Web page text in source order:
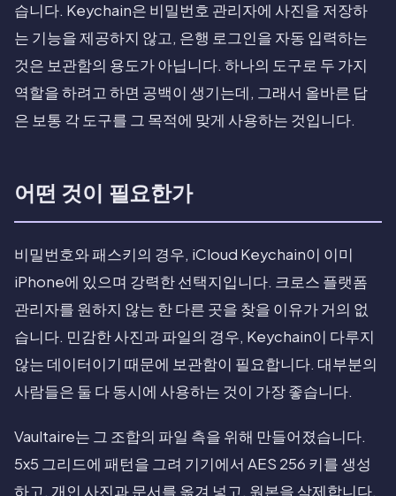
습니다. Keychain은 비밀번호 관리자에 사진을 저장하
는 기능을 제공하지 않고, 은행 로그인을 자동 입력하는
것은 보관함의 용도가 아닙니다. 하나의 도구로 두 가지
역할을 하려고 하면 공백이 생기는데, 그래서 올바른 답
은 보통 각 도구를 그 목적에 맞게 사용하는 것입니다.
어떤 것이 필요한가
비밀번호와 패스키의 경우, iCloud Keychain이 이미
iPhone에 있으며 강력한 선택지입니다. 크로스 플랫폼
관리자를 원하지 않는 한 다른 곳을 찾을 이유가 거의 없
습니다. 민감한 사진과 파일의 경우, Keychain이 다루지
않는 데이터이기 때문에 보관함이 필요합니다. 대부분의
사람들은 둘 다 동시에 사용하는 것이 가장 좋습니다.
Vaultaire는 그 조합의 파일 측을 위해 만들어졌습니다.
5x5 그리드에 패턴을 그려 기기에서 AES 256 키를 생성
하고, 개인 사진과 문서를 옮겨 넣고, 원본을 삭제합니다.